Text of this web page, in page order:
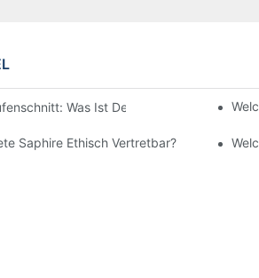
Was Ist Der Unterschied Und
Saphire Ethisch Vertretbar?